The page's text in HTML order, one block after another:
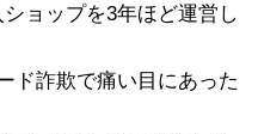
ョップを3年ほど運営し
ド詐欺で痛い目にあった